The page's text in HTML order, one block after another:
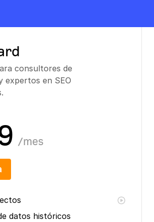
consultores de
expertos en SEO
/mes
datos históricos